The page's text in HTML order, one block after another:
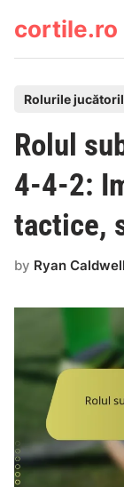
cortile.ro
s
e
d
n
Rolurile
Rolul
4-4-2:
tactice,
by Ryan Caldwell